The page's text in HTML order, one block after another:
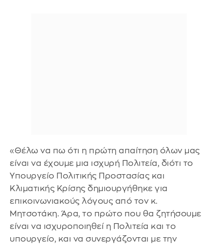
«Θέλω να πω ότι η πρώτη απαίτηση όλων μας
είναι να έχουμε μια ισχυρή Πολιτεία, διότι το
Υπουργείο Πολιτικής Προστασίας και
Κλιματικής Κρίσης δημιουργήθηκε για
επικοινωνιακούς λόγους από τον κ.
Μητσοτάκη. Άρα, το πρώτο που θα ζητήσουμε
είναι να ισχυροποιηθεί η Πολιτεία και το
υπουργείο, και να συνεργάζονται με την